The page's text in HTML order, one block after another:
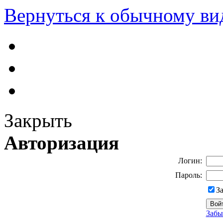
Вернуться к обычному
Закрыть
Авторизация
Логин:
Пароль: